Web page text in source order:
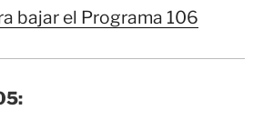
bajar el Programa 106